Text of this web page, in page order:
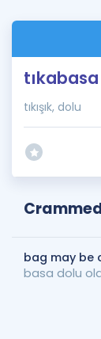
tıkışık, dolu
bag may be
basa dolu